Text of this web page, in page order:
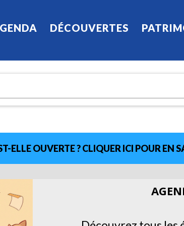
DÉCOUVERTES
ELLE OUVERTE ? CLIQUER ICI POUR EN